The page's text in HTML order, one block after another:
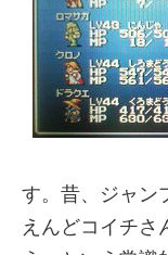
す。昔、ジャン
えんどコイチさ